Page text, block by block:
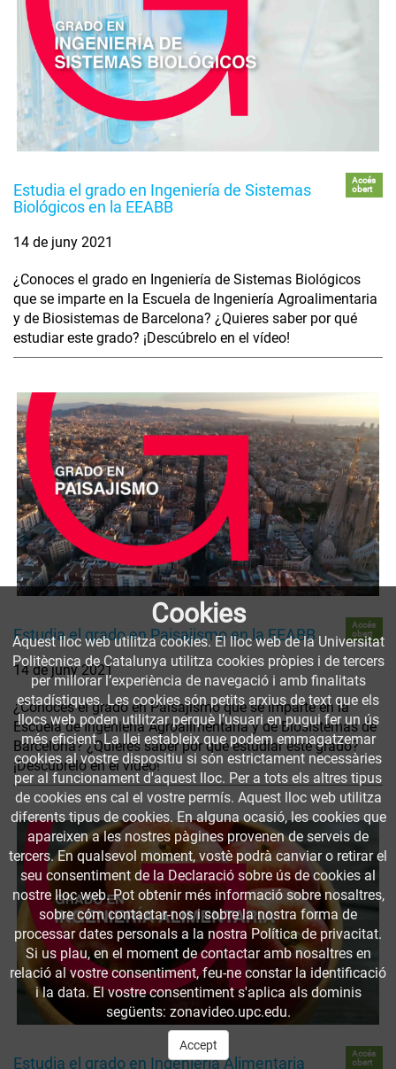
Estudia el grado en Ingeniería de Sistemas
Biológicos en la EEABB
Accés
obert
14 de juny 2021
¿Conoces el grado en Ingeniería de Sistemas Biológicos
que se imparte en la Escuela de Ingeniería Agroalimentaria
y de Biosistemas de Barcelona? ¿Quieres saber por qué
estudiar este grado? ¡Descúbrelo en el vídeo!
Estudia el grado en Paisajismo en la EEABB
Accés
obert
14 de juny 2021
¿Conoces el grado en Paisajismo que se imparte en la
Escuela de Ingeniería Agroalimentaria y de Biosistemas de
Barcelona? ¿Quieres saber por qué estudiar este grado?
¡Descúbrelo en el vídeo!
Estudia el grado en Ingeniería Alimentaria
Accés
obert
Cookies
Aquest lloc web utilitza cookies. El lloc web de la Universitat
Politècnica de Catalunya utilitza cookies pròpies i de tercers
per millorar l’experiència de navegació i amb finalitats
estadístiques. Les cookies són petits arxius de text que els
llocs web poden utilitzar perquè l’usuari en pugui fer un ús
més eficient. La llei estableix que podem emmagatzemar
cookies al vostre dispositiu si són estrictament necessàries
per al funcionament d'aquest lloc. Per a tots els altres tipus
de cookies ens cal el vostre permís. Aquest lloc web utilitza
diferents tipus de cookies. En alguna ocasió, les cookies que
apareixen a les nostres pàgines provenen de serveis de
tercers. En qualsevol moment, vostè podrà canviar o retirar el
seu consentiment de la Declaració sobre ús de cookies al
nostre lloc web. Pot obtenir més informació sobre nosaltres,
sobre cóm contactar-nos i sobre la nostra forma de
processar dates personals a la nostra Política de privacitat.
Si us plau, en el moment de contactar amb nosaltres en
relació al vostre consentiment, feu-ne constar la identificació
i la data. El vostre consentiment s'aplica als dominis
següents: zonavideo.upc.edu.
Accept